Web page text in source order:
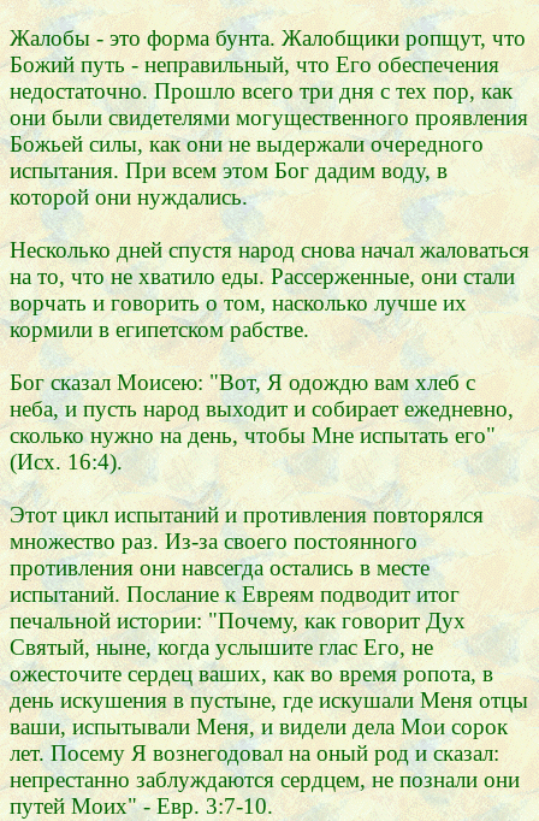
Жалобы - это форма бунта. Жалобщики ропщут, что
Божий путь - неправильный, что Его обеспечения
недостаточно. Прошло всего три дня с тех пор, как
они были свидетелями могущественного проявления
Божьей силы, как они не выдержали очередного
испытания. При всем этом Бог дадим воду, в
которой они нуждались.
Несколько дней спустя народ снова начал жаловаться
на то, что не хватило еды. Рассерженные, они стали
ворчать и говорить о том, насколько лучше их
кормили в египетском рабстве.
Бог сказал Моисею: "Вот, Я одождю вам хлеб с
неба, и пусть народ выходит и собирает ежедневно,
сколько нужно на день, чтобы Мне испытать его"
(Исх. 16:4).
Этот цикл испытаний и противления повторялся
множество раз. Из-за своего постоянного
противления они навсегда остались в месте
испытаний. Послание к Евреям подводит итог
печальной истории: "Почему, как говорит Дух
Святый, ныне, когда услышите глас Его, не
ожесточите сердец ваших, как во время ропота, в
день искушения в пустыне, где искушали Меня отцы
ваши, испытывали Меня, и видели дела Мои сорок
лет. Посему Я вознегодовал на оный род и сказал:
непрестанно заблуждаются сердцем, не познали они
путей Моих" - Евр. 3:7-10.